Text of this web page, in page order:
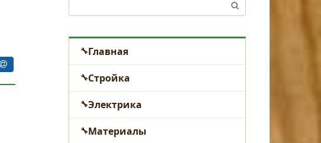
Главная
Стройка
Электрика
Материалы